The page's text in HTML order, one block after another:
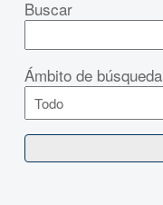
Buscar
Ámbito de búsqueda